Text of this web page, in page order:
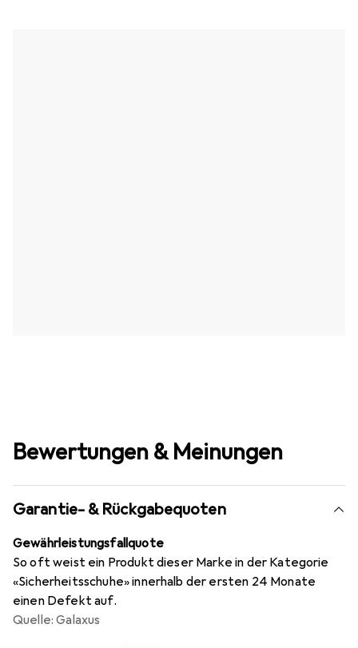
Bewertungen & Meinungen
Garantie- & Rückgabequoten
Gewährleistungsfallquote
So oft weist ein Produkt dieser Marke in der Kategorie
«Sicherheitsschuhe» innerhalb der ersten 24 Monate
einen Defekt auf.
Quelle: Galaxus